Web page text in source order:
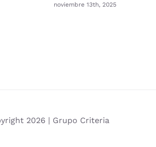
noviembre 13th, 2025
2026 | Grupo Criteria